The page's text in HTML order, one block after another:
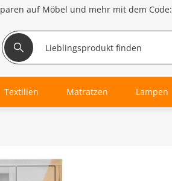
auf Möbel und mehr mit dem Code:
Textilien Matratzen Lampen